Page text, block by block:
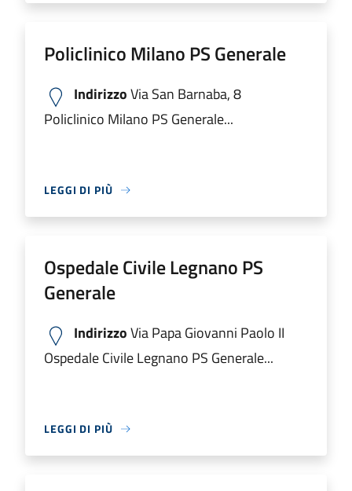
Policlinico Milano PS Generale
IndirizzoVia San Barnaba, 8
Policlinico Milano PS Generale...
LEGGI DI PIÙ
Ospedale Civile Legnano PS
Generale
IndirizzoVia Papa Giovanni Paolo II
Ospedale Civile Legnano PS Generale...
LEGGI DI PIÙ